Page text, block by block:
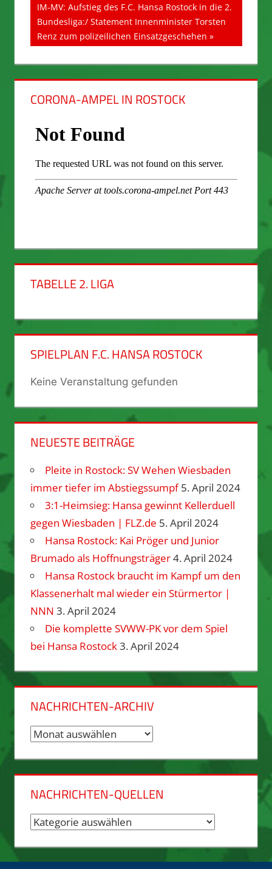
Nächster
Beitrag:
IM-MV: Aufstieg des F.C. Hansa Rostock in die 2.
Bundesliga:/ Statement Innenminister Torsten
Renz zum polizeilichen Einsatzgeschehen
CORONA-AMPEL IN ROSTOCK
TABELLE 2. LIGA
SPIELPLAN F.C. HANSA ROSTOCK
Keine Veranstaltung gefunden
NEUESTE BEITRÄGE
Pleite in Rostock: SV Wehen Wiesbaden
immer tiefer im Abstiegssumpf 5. April 2024
3:1-Heimsieg: Hansa gewinnt Kellerduell
gegen Wiesbaden | FLZ.de 5. April 2024
Hansa Rostock: Kai Pröger und Junior
Brumado als Hoffnungsträger4. April 2024
Hansa Rostock braucht im Kampf um den
Klassenerhalt mal wieder ein Stürmertor |
NNN 3. April 2024
Die komplette SVWW-PK vor dem Spiel
bei Hansa Rostock3. April 2024
NACHRICHTEN-ARCHIV
Nachrichten-
NACHRICHTEN-QUELLEN
Nachrichten-